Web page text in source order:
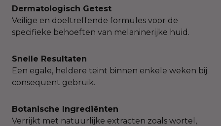
Dermatologisch Getest
Veilige en doeltreffende formules voor de
specifieke behoeften van melaninerijke huid.
Snelle Resultaten
Een egale, heldere teint binnen enkele weken bij
consequent gebruik.
Botanische Ingrediënten
Verrijkt met natuurlijke extracten zoals wortel,